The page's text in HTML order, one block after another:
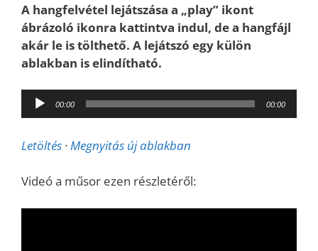
A hangfelvétel lejátszása a „play” ikont
ábrázoló ikonra kattintva indul, de a hangfájl
akár le is tölthető. A lejátszó egy külön
ablakban is elindítható.
Audió
lejátszó
00:00 00:00
Letöltés ·Megnyitás új ablakban
Videó a műsor ezen részletéről: